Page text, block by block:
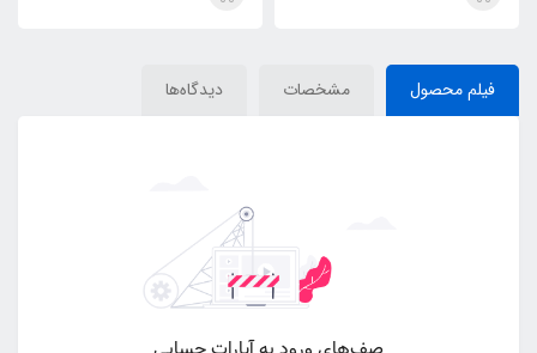
فیلم محصول مشخصات دیدگاه‌ها